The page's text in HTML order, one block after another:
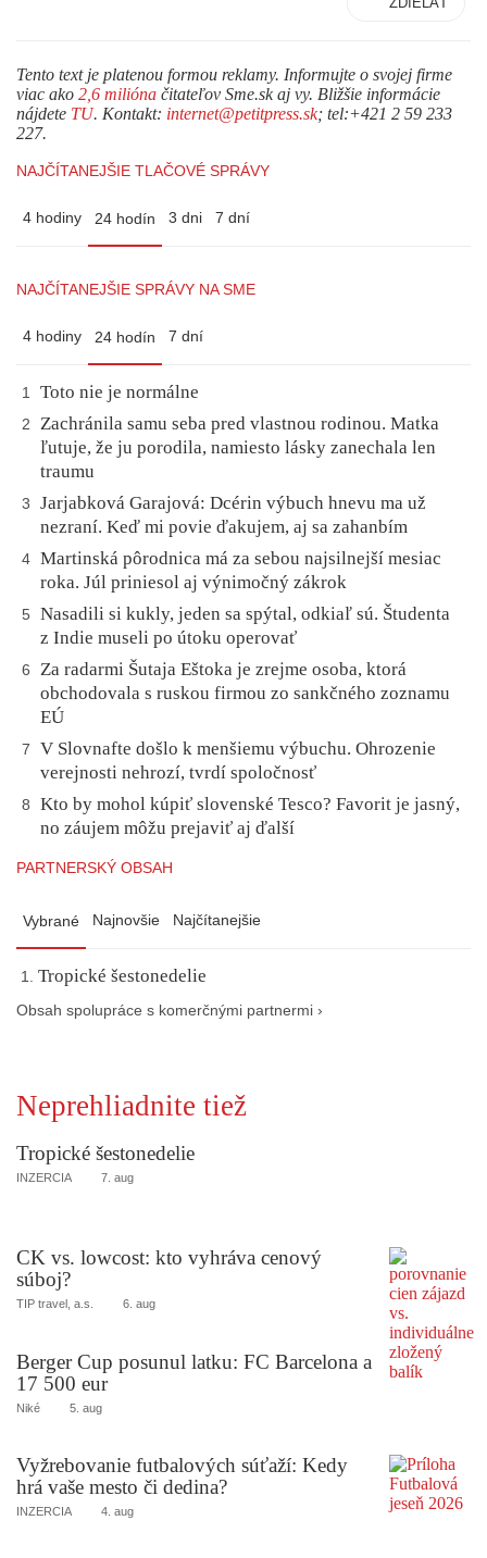
Tento text je platenou formou reklamy. Informujte o svojej firme
viac ako 2,6 milióna čitateľov Sme.sk aj vy. Bližšie informácie
nájdete TU. Kontakt: internet@petitpress.sk; tel:+421 2 59 233
227.
NAJČÍTANEJŠIE TLAČOVÉ SPRÁVY
4 hodiny 24 hodín 3 dni 7 dní
NAJČÍTANEJŠIE SPRÁVY NA SME
4 hodiny 24 hodín 7 dní
1 Toto nie je normálne
2
Zachránila samu seba pred vlastnou rodinou. Matka
ľutuje, že ju porodila, namiesto lásky zanechala len
traumu
3
Jarjabková Garajová: Dcérin výbuch hnevu ma už
nezraní. Keď mi povie ďakujem, aj sa zahanbím
4 Martinská pôrodnica má za sebou najsilnejší mesiac
roka. Júl priniesol aj výnimočný zákrok
5
Nasadili si kukly, jeden sa spýtal, odkiaľ sú. Študenta
z Indie museli po útoku operovať
6
Za radarmi Šutaja Eštoka je zrejme osoba, ktorá
obchodovala s ruskou firmou zo sankčného zoznamu
EÚ
7
V Slovnafte došlo k menšiemu výbuchu. Ohrozenie
verejnosti nehrozí, tvrdí spoločnosť
8
Kto by mohol kúpiť slovenské Tesco? Favorit je jasný,
no záujem môžu prejaviť aj ďalší
PARTNERSKÝ OBSAH
Vybrané Najnovšie Najčítanejšie
Tropické šestonedelie
Obsah spolupráce s komerčnými partnermi ›
Neprehliadnite tiež
Tropické šestonedelie
INZERCIA 7. aug
CK vs. lowcost: kto vyhráva cenový
súboj?
TIP travel, a.s. 6. aug
Berger Cup posunul latku: FC Barcelona a
17 500 eur
Niké 5. aug
Vyžrebovanie futbalových súťaží: Kedy
hrá vaše mesto či dedina?
INZERCIA 4. aug